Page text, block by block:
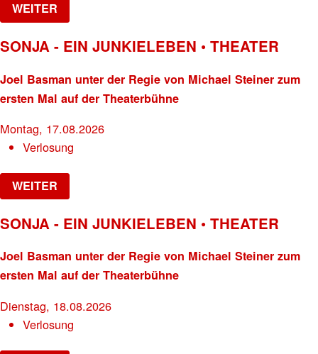
WEITER
SONJA - EIN JUNKIELEBEN • THEATER
Joel Basman unter der Regie von Michael Steiner zum
ersten Mal auf der Theaterbühne
Montag, 17.08.2026
Verlosung
WEITER
SONJA - EIN JUNKIELEBEN • THEATER
Joel Basman unter der Regie von Michael Steiner zum
ersten Mal auf der Theaterbühne
Dienstag, 18.08.2026
Verlosung